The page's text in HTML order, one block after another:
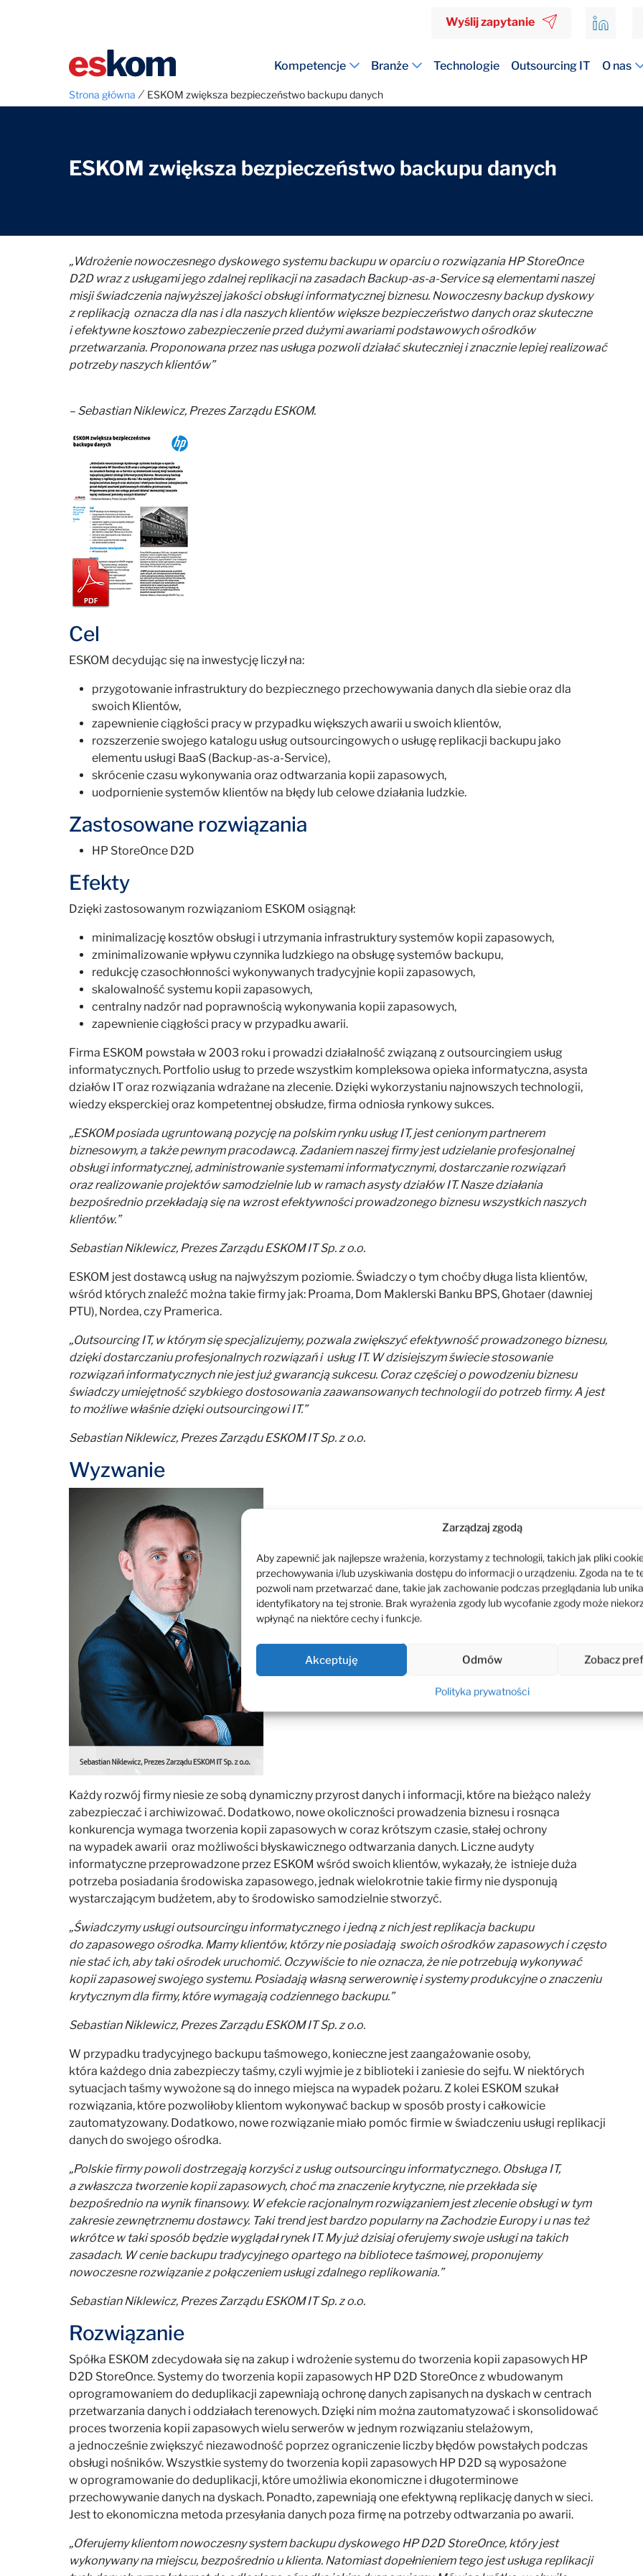
Zarządzaj zgodą
Aby zapewnić jak najlepsze wrażenia, korzystamy z technologii, takich jak pliki
przechowywania i/lub uzyskiwania dostępu do informacji o urządzeniu. Zgoda na te
pozwoli nam przetwarzać dane, takie jak zachowanie podczas przeglądania lub
identyfikatory na tej stronie. Brak wyrażenia zgody lub wycofanie zgody może
wpłynąć na niektóre cechy i funkcje.
Akceptuję Odmów Zobacz
Polityka prywatności
Wyślij zapytanie
Kompetencje Branże Technologie Outsourcing IT O nas
Strona główna ⁄ ESKOM zwiększa bezpieczeństwo backupu danych
ESKOM zwiększa bezpieczeństwo backupu danych
„Wdrożenie nowoczesnego dyskowego systemu backupu w oparciu o rozwiązania HP StoreOnce
D2D wraz z usługami jego zdalnej replikacji na zasadach Backup-as-a-Service są elementami naszej
misji świadczenia najwyższej jakości obsługi informatycznej biznesu. Nowoczesny backup dyskowy
z replikacją oznacza dla nas i dla naszych klientów większe bezpieczeństwo danych oraz skuteczne
i efektywne kosztowo zabezpieczenie przed dużymi awariami podstawowych ośrodków
przetwarzania. Proponowana przez nas usługa pozwoli działać skuteczniej i znacznie lepiej realizować
potrzeby naszych klientów”
– Sebastian Niklewicz, Prezes Zarządu ESKOM.
Cel
ESKOM decydując się na inwestycję liczył na:
przygotowanie infrastruktury do bezpiecznego przechowywania danych dla siebie oraz dla
swoich Klientów,
zapewnienie ciągłości pracy w przypadku większych awarii u swoich klientów,
rozszerzenie swojego katalogu usług outsourcingowych o usługę replikacji backupu jako
elementu usługi BaaS (Backup-as-a-Service),
skrócenie czasu wykonywania oraz odtwarzania kopii zapasowych,
uodpornienie systemów klientów na błędy lub celowe działania ludzkie.
Zastosowane rozwiązania
HP StoreOnce D2D
Efekty
Dzięki zastosowanym rozwiązaniom ESKOM osiągnął:
minimalizację kosztów obsługi i utrzymania infrastruktury systemów kopii zapasowych,
zminimalizowanie wpływu czynnika ludzkiego na obsługę systemów backupu,
redukcję czasochłonności wykonywanych tradycyjnie kopii zapasowych,
skalowalność systemu kopii zapasowych,
centralny nadzór nad poprawnością wykonywania kopii zapasowych,
zapewnienie ciągłości pracy w przypadku awarii.
Firma ESKOM powstała w 2003 roku i prowadzi działalność związaną z outsourcingiem usług
informatycznych. Portfolio usług to przede wszystkim kompleksowa opieka informatyczna, asysta
działów IT oraz rozwiązania wdrażane na zlecenie. Dzięki wykorzystaniu najnowszych technologii,
wiedzy eksperckiej oraz kompetentnej obsłudze, firma odniosła rynkowy sukces.
„ESKOM posiada ugruntowaną pozycję na polskim rynku usług IT, jest cenionym partnerem
biznesowym, a także pewnym pracodawcą. Zadaniem naszej firmy jest udzielanie profesjonalnej
obsługi informatycznej, administrowanie systemami informatycznymi, dostarczanie rozwiązań
oraz realizowanie projektów samodzielnie lub w ramach asysty działów IT. Nasze działania
bezpośrednio przekładają się na wzrost efektywności prowadzonego biznesu wszystkich naszych
klientów.”
Sebastian Niklewicz, Prezes Zarządu ESKOM IT Sp. z o.o.
ESKOM jest dostawcą usług na najwyższym poziomie. Świadczy o tym choćby długa lista klientów,
wśród których znaleźć można takie firmy jak: Proama, Dom Maklerski Banku BPS, Ghotaer (dawniej
PTU), Nordea, czy Pramerica.
„Outsourcing IT, w którym się specjalizujemy, pozwala zwiększyć efektywność prowadzonego biznesu,
dzięki dostarczaniu profesjonalnych rozwiązań i usług IT. W dzisiejszym świecie stosowanie
rozwiązań informatycznych nie jest już gwarancją sukcesu. Coraz częściej o powodzeniu biznesu
świadczy umiejętność szybkiego dostosowania zaawansowanych technologii do potrzeb firmy. A jest
to możliwe właśnie dzięki outsourcingowi IT.”
Sebastian Niklewicz, Prezes Zarządu ESKOM IT Sp. z o.o.
Wyzwanie
Każdy rozwój firmy niesie ze sobą dynamiczny przyrost danych i informacji, które na bieżąco należy
zabezpieczać i archiwizować. Dodatkowo, nowe okoliczności prowadzenia biznesu i rosnąca
konkurencja wymaga tworzenia kopii zapasowych w coraz krótszym czasie, stałej ochrony
na wypadek awarii oraz możliwości błyskawicznego odtwarzania danych. Liczne audyty
informatyczne przeprowadzone przez ESKOM wśród swoich klientów, wykazały, że istnieje duża
potrzeba posiadania środowiska zapasowego, jednak wielokrotnie takie firmy nie dysponują
wystarczającym budżetem, aby to środowisko samodzielnie stworzyć.
„Świadczymy usługi outsourcingu informatycznego i jedną z nich jest replikacja backupu
do zapasowego ośrodka. Mamy klientów, którzy nie posiadają swoich ośrodków zapasowych i często
nie stać ich, aby taki ośrodek uruchomić. Oczywiście to nie oznacza, że nie potrzebują wykonywać
kopii zapasowej swojego systemu. Posiadają własną serwerownię i systemy produkcyjne o znaczeniu
krytycznym dla firmy, które wymagają codziennego backupu.”
Sebastian Niklewicz, Prezes Zarządu ESKOM IT Sp. z o.o.
W przypadku tradycyjnego backupu taśmowego, konieczne jest zaangażowanie osoby,
która każdego dnia zabezpieczy taśmy, czyli wyjmie je z biblioteki i zaniesie do sejfu. W niektórych
sytuacjach taśmy wywożone są do innego miejsca na wypadek pożaru. Z kolei ESKOM szukał
rozwiązania, które pozwoliłoby klientom wykonywać backup w sposób prosty i całkowicie
zautomatyzowany. Dodatkowo, nowe rozwiązanie miało pomóc firmie w świadczeniu usługi replikacji
danych do swojego ośrodka.
„Polskie firmy powoli dostrzegają korzyści z usług outsourcingu informatycznego. Obsługa IT,
a zwłaszcza tworzenie kopii zapasowych, choć ma znaczenie krytyczne, nie przekłada się
bezpośrednio na wynik finansowy. W efekcie racjonalnym rozwiązaniem jest zlecenie obsługi w tym
zakresie zewnętrznemu dostawcy. Taki trend jest bardzo popularny na Zachodzie Europy i u nas też
wkrótce w taki sposób będzie wyglądał rynek IT. My już dzisiaj oferujemy swoje usługi na takich
zasadach. W cenie backupu tradycyjnego opartego na bibliotece taśmowej, proponujemy
nowoczesne rozwiązanie z połączeniem usługi zdalnego replikowania.”
Sebastian Niklewicz, Prezes Zarządu ESKOM IT Sp. z o.o.
Rozwiązanie
Spółka ESKOM zdecydowała się na zakup i wdrożenie systemu do tworzenia kopii zapasowych HP
D2D StoreOnce. Systemy do tworzenia kopii zapasowych HP D2D StoreOnce z wbudowanym
oprogramowaniem do deduplikacji zapewniają ochronę danych zapisanych na dyskach w centrach
przetwarzania danych i oddziałach terenowych. Dzięki nim można zautomatyzować i skonsolidować
proces tworzenia kopii zapasowych wielu serwerów w jednym rozwiązaniu stelażowym,
a jednocześnie zwiększyć niezawodność poprzez ograniczenie liczby błędów powstałych podczas
obsługi nośników. Wszystkie systemy do tworzenia kopii zapasowych HP D2D są wyposażone
w oprogramowanie do deduplikacji, które umożliwia ekonomiczne i długoterminowe
przechowywanie danych na dyskach. Ponadto, zapewniają one efektywną replikację danych w sieci.
Jest to ekonomiczna metoda przesyłania danych poza firmę na potrzeby odtwarzania po awarii.
„Oferujemy klientom nowoczesny system backupu dyskowego HP D2D StoreOnce, który jest
wykonywany na miejscu, bezpośrednio u klienta. Natomiast dopełnieniem tego jest usługa replikacji